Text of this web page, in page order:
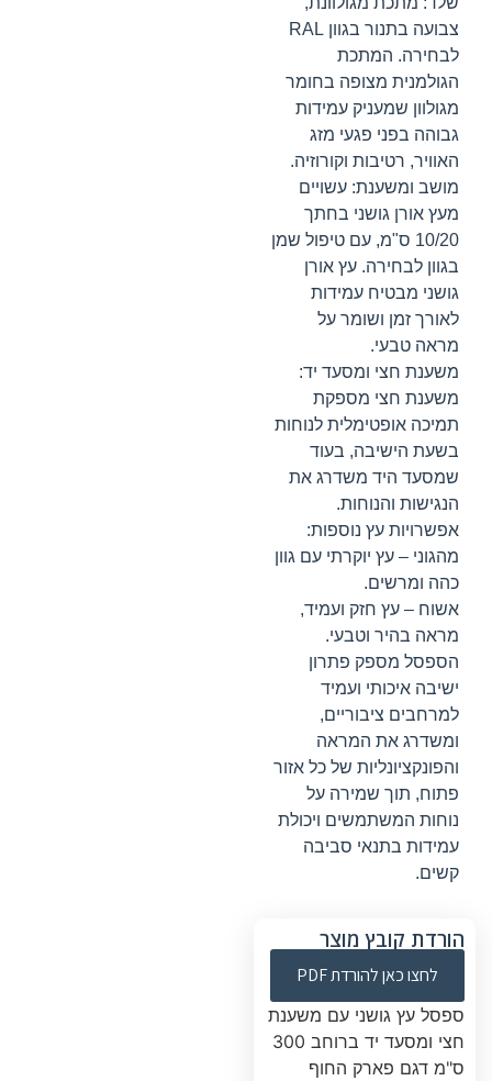
צבועה בתנור בגוון RAL
לבחירה. המתכת
הגולמנית מצופה בחומר
מגולוון שמעניק עמידות
גבוהה בפני פגעי מזג
האוויר, רטיבות וקורוזיה.
מושב ומשענת: עשויים
מעץ אורן גושני בחתך
10/20 ס"מ, עם טיפול שמן
בגוון לבחירה. עץ אורן
גושני מבטיח עמידות
לאורך זמן ושומר על
מראה טבעי.
משענת חצי ומסעד יד:
משענת חצי מספקת
תמיכה אופטימלית לנוחות
בשעת הישיבה, בעוד
שמסעד היד משדרג את
הנגישות והנוחות.
אפשרויות עץ נוספות:
מהגוני – עץ יוקרתי עם גוון
כהה ומרשים.
אשוח – עץ חזק ועמיד,
מראה בהיר וטבעי.
הספסל מספק פתרון
ישיבה איכותי ועמיד
למרחבים ציבוריים,
ומשדרג את המראה
והפונקציונליות של כל אזור
פתוח, תוך שמירה על
נוחות המשתמשים ויכולת
עמידות בתנאי סביבה
קשים.
הורדת קובץ מוצר
לחצו כאן להורדת PDF
ספסל עץ גושני עם משענת
חצי ומסעד יד ברוחב 300
ס"מ דגם פארק החוף